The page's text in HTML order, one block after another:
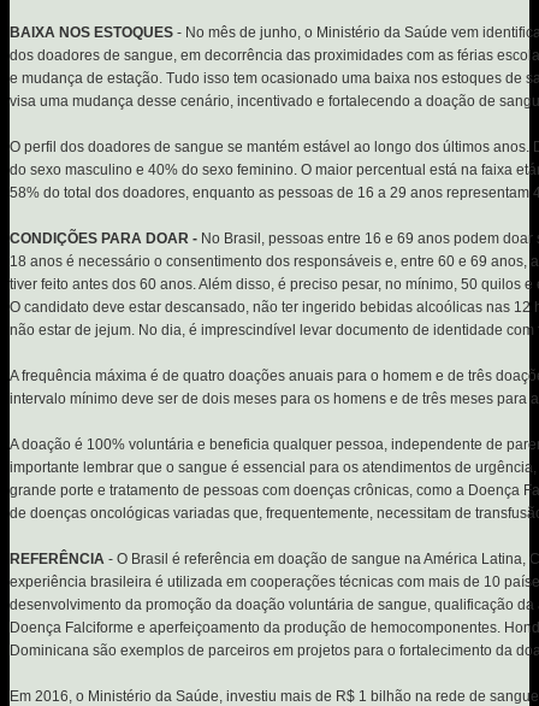
BAIXA NOS ESTOQUES - No mês de junho, o Ministério da Saúde vem
dos doadores de sangue, em decorrência das proximidades com as férias
e mudança de estação. Tudo isso tem ocasionado uma baixa nos estoques de
visa uma mudança desse cenário, incentivado e fortalecendo a doação de
O perfil dos doadores de sangue se mantém estável ao longo dos últimos anos.
do sexo masculino e 40% do sexo feminino. O maior percentual está na faixa
58% do total dos doadores, enquanto as pessoas de 16 a 29 anos representam
CONDIÇÕES PARA DOAR - No Brasil, pessoas entre 16 e 69 anos podem
18 anos é necessário o consentimento dos responsáveis e, entre 60 e 69 anos,
tiver feito antes dos 60 anos. Além disso, é preciso pesar, no mínimo, 50 quilos
O candidato deve estar descansado, não ter ingerido bebidas alcoólicas nas 12
não estar de jejum. No dia, é imprescindível levar documento de identidade com
A frequência máxima é de quatro doações anuais para o homem e de três
intervalo mínimo deve ser de dois meses para os homens e de três meses para
A doação é 100% voluntária e beneficia qualquer pessoa, independente de
importante lembrar que o sangue é essencial para os atendimentos de
grande porte e tratamento de pessoas com doenças crônicas, como a Doença
de doenças oncológicas variadas que, frequentemente, necessitam de
REFERÊNCIA - O Brasil é referência em doação de sangue na América Latina,
experiência brasileira é utilizada em cooperações técnicas com mais de 10
desenvolvimento da promoção da doação voluntária de sangue, qualificação
Doença Falciforme e aperfeiçoamento da produção de hemocomponentes.
Dominicana são exemplos de parceiros em projetos para o fortalecimento da
Em 2016, o Ministério da Saúde, investiu mais de R$ 1 bilhão na rede de